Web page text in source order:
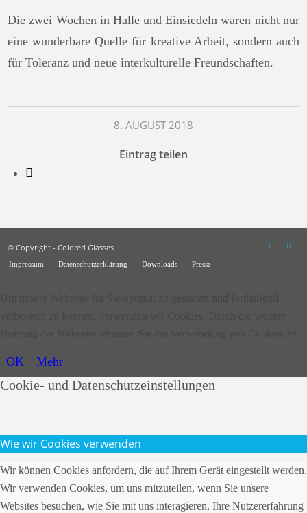
Die zwei Wochen in Halle und Einsiedeln waren nicht nur
eine wunderbare Quelle für kreative Arbeit, sondern auch
für Toleranz und neue interkulturelle Freundschaften.
8. AUGUST 2018
Eintrag teilen
© Copyright - Colored Glasses
Impressum Datenschutzerklärung Downloads Presse
OK Mehr
Cookie- und Datenschutzeinstellungen
Wie wir Cookies verwenden
Wir können Cookies anfordern, die auf Ihrem Gerät eingestellt werden.
Wir verwenden Cookies, um uns mitzuteilen, wenn Sie unsere
Websites besuchen, wie Sie mit uns interagieren, Ihre Nutzererfahrung